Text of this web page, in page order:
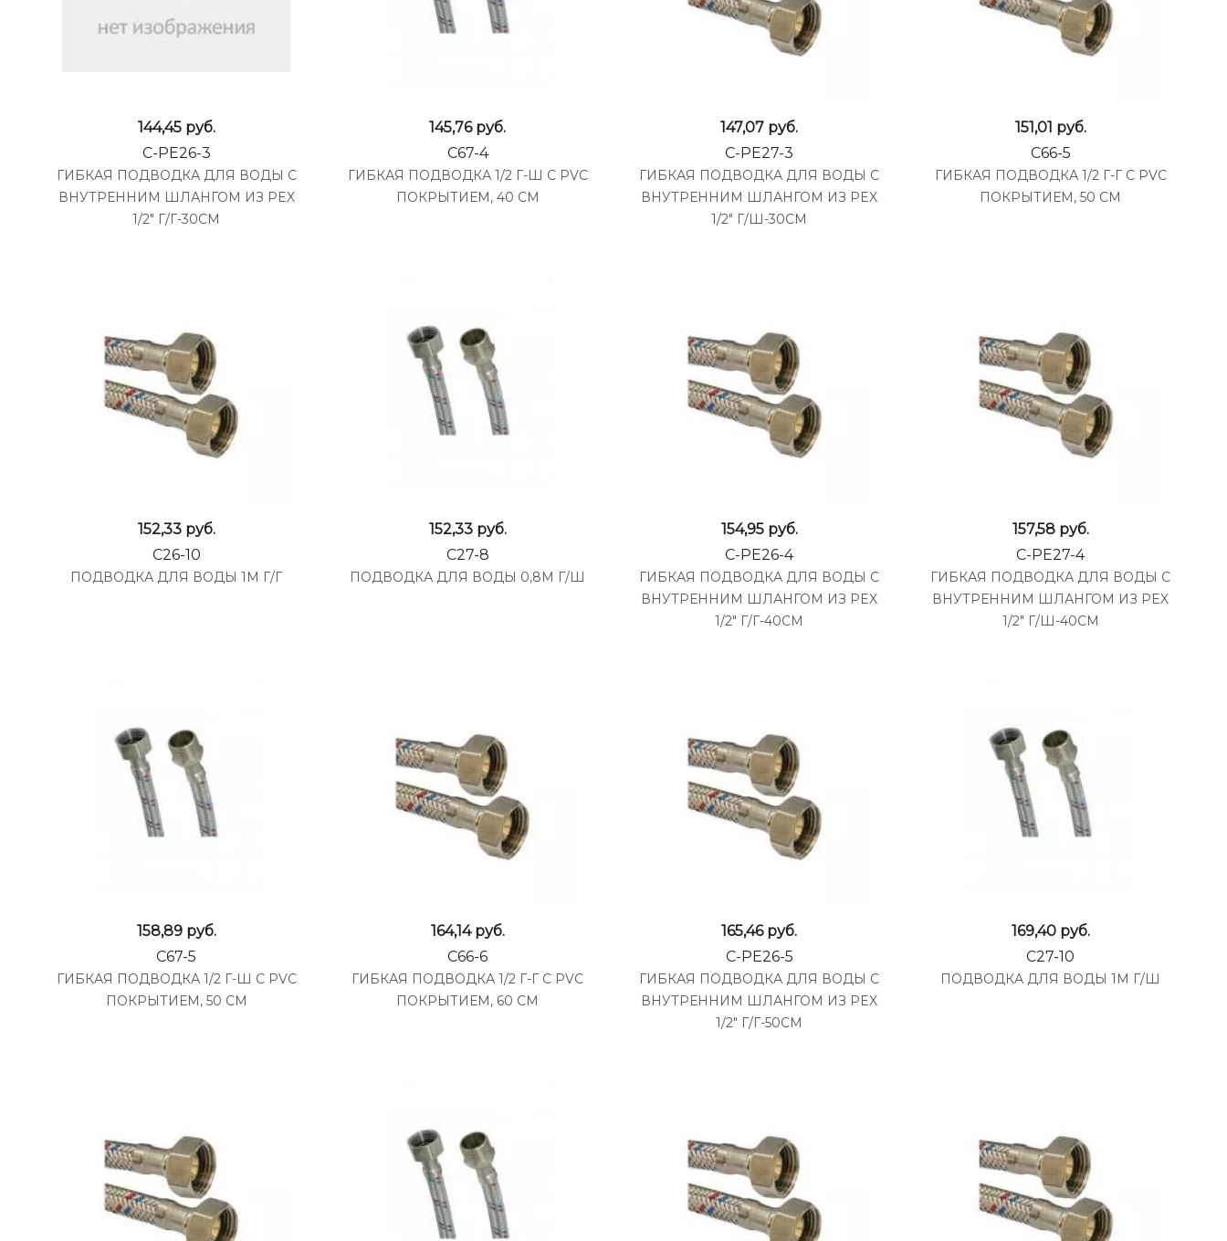
144,45 руб.
C-PE26-3
ГИБКАЯ ПОДВОДКА ДЛЯ ВОДЫ С
ВНУТРЕННИМ ШЛАНГОМ ИЗ PEX
1/2" Г/Г-30СМ
145,76 руб.
C67-4
ГИБКАЯ ПОДВОДКА 1/2 Г-Ш С PVC
ПОКРЫТИЕМ, 40 СМ
147,07 руб.
C-PE27-3
ГИБКАЯ ПОДВОДКА ДЛЯ ВОДЫ С
ВНУТРЕННИМ ШЛАНГОМ ИЗ PEX
1/2" Г/Ш-30СМ
151,01 руб.
C66-5
ГИБКАЯ ПОДВОДКА 1/2 Г-Г С PVC
ПОКРЫТИЕМ, 50 СМ
152,33 руб.
C26-10
ПОДВОДКА ДЛЯ ВОДЫ 1М Г/Г
152,33 руб.
C27-8
ПОДВОДКА ДЛЯ ВОДЫ 0,8М Г/Ш
154,95 руб.
C-PE26-4
ГИБКАЯ ПОДВОДКА ДЛЯ ВОДЫ С
ВНУТРЕННИМ ШЛАНГОМ ИЗ PEX
1/2" Г/Г-40СМ
157,58 руб.
C-PE27-4
ГИБКАЯ ПОДВОДКА ДЛЯ ВОДЫ С
ВНУТРЕННИМ ШЛАНГОМ ИЗ PEX
1/2" Г/Ш-40СМ
158,89 руб.
C67-5
ГИБКАЯ ПОДВОДКА 1/2 Г-Ш С PVC
ПОКРЫТИЕМ, 50 СМ
164,14 руб.
C66-6
ГИБКАЯ ПОДВОДКА 1/2 Г-Г С PVC
ПОКРЫТИЕМ, 60 СМ
165,46 руб.
C-PE26-5
ГИБКАЯ ПОДВОДКА ДЛЯ ВОДЫ С
ВНУТРЕННИМ ШЛАНГОМ ИЗ PEX
1/2" Г/Г-50СМ
169,40 руб.
C27-10
ПОДВОДКА ДЛЯ ВОДЫ 1М Г/Ш